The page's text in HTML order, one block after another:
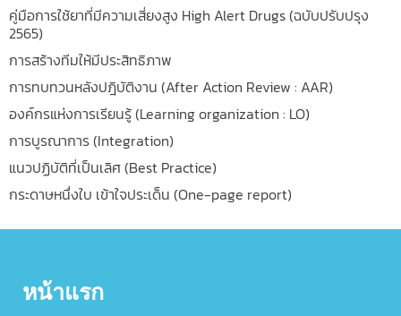
คู่มือการใช้ยาที่มีความเสี่ยงสูง High Alert Drugs (ฉบับปรับปรุง
2565)
การสร้างทีมให้มีประสิทธิภาพ
การทบทวนหลังปฎิบัติงาน (After Action Review : AAR)
องค์กรแห่งการเรียนรู้ (Learning organization : LO)
การบูรณาการ (Integration)
แนวปฏิบัติที่เป็นเลิศ (Best Practice)
กระดาษหนึ่งใบ เข้าใจประเด็น (One-page report)
หน้าแรก